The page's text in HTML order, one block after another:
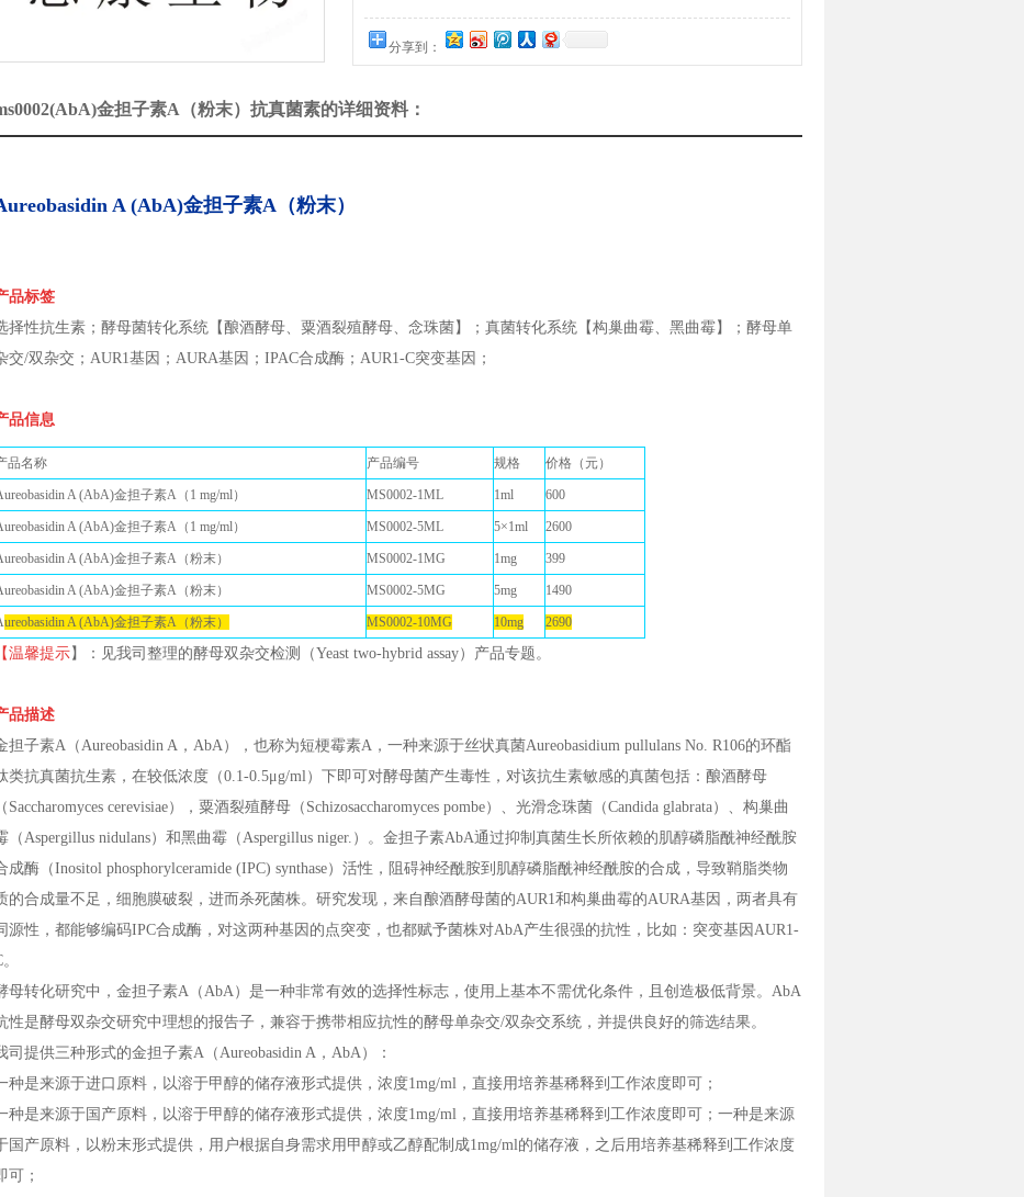
分享到：
金担子素A（粉末）抗真菌素的详细资料：
A (AbA)金担子素A（粉末）
品标签
择性抗生素；酵母菌转化系统【酿酒酵母、粟酒裂殖酵母、念珠菌】；真菌转化系统【构巢曲霉、黑曲霉】；酵母单
交/双杂交；AUR1基因；AURA基因；IPAC合成酶；AUR1-C突变基因；
品信息
品名称 产品编号 规格 价格（元）
A (AbA)金担子素A（1 mg/ml） MS0002-1ML 1ml 600
A (AbA)金担子素A（1 mg/ml） MS0002-5ML 5×1ml 2600
A (AbA)金担子素A（粉末） MS0002-1MG 1mg 399
A (AbA)金担子素A（粉末） MS0002-5MG 5mg 1490
ureobasidin A (AbA)金担子素A（粉末） MS0002-10MG 10mg 2690
【温馨提示】：见我司整理的酵母双杂交检测（Yeast two-hybrid assay）产品专题。
品描述
担子素A（Aureobasidin A，AbA），也称为短梗霉素A，一种来源于丝状真菌Aureobasidium pullulans No. R106的环酯
类抗真菌抗生素，在较低浓度（0.1-0.5μg/ml）下即可对酵母菌产生毒性，对该抗生素敏感的真菌包括：酿酒酵母
（Saccharomyces cerevisiae），粟酒裂殖酵母（Schizosaccharomyces pombe）、光滑念珠菌（Candida glabrata）、构巢曲
（Aspergillus nidulans）和黑曲霉（Aspergillus niger.）。金担子素AbA通过抑制真菌生长所依赖的肌醇磷脂酰神经酰胺
成酶（Inositol phosphorylceramide (IPC) synthase）活性，阻碍神经酰胺到肌醇磷脂酰神经酰胺的合成，导致鞘脂类物
的合成量不足，细胞膜破裂，进而杀死菌株。研究发现，来自酿酒酵母菌的AUR1和构巢曲霉的AURA基因，两者具有
源性，都能够编码IPC合成酶，对这两种基因的点突变，也都赋予菌株对AbA产生很强的抗性，比如：突变基因AUR1-
母转化研究中，金担子素A（AbA）是一种非常有效的选择性标志，使用上基本不需优化条件，且创造极低背景。AbA
性是酵母双杂交研究中理想的报告子，兼容于携带相应抗性的酵母单杂交/双杂交系统，并提供良好的筛选结果。
司提供三种形式的金担子素A（Aureobasidin A，AbA）：
种是来源于进口原料，以溶于甲醇的储存液形式提供，浓度1mg/ml，直接用培养基稀释到工作浓度即可；
种是来源于国产原料，以溶于甲醇的储存液形式提供，浓度1mg/ml，直接用培养基稀释到工作浓度即可；一种是来源
国产原料，以粉末形式提供，用户根据自身需求用甲醇或乙醇配制成1mg/ml的储存液，之后用培养基稀释到工作浓度
可；